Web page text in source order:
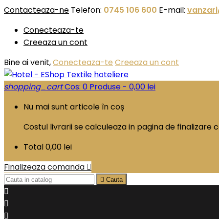
Contacteaza-ne Telefon: 0745 106 600 E-mail:
Conecteaza-te
Creeaza un cont
Bine ai venit,Conecteaza-te Creeaza un cont
shopping_cartCos: 0 Produse - 0,00 lei
Nu mai sunt articole în coș
Costul livrarii se calculeaza in pagina de finalizare
Total0,00 lei
Finalizeaza comanda 
 Cauta


